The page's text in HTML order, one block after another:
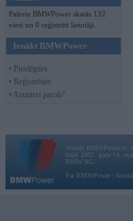
Pašreiz BMWPower skatās 132
viesi un 0 reģistrēti lietotāji.
Ienākt BMWPower
• Pieslēgties
• Reģistrēties
• Aizmirsi paroli?
Vortāls BMWPower.lv
kopš 2002. gada 14.
BMW AG.
Par BMWPower